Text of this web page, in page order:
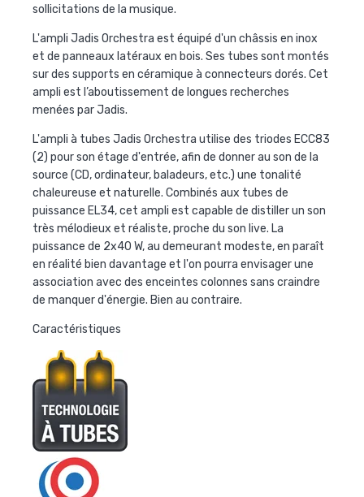
sollicitations de la musique.
L'ampli Jadis Orchestra est équipé d'un châssis en inox
et de panneaux latéraux en bois. Ses tubes sont montés
sur des supports en céramique à connecteurs dorés. Cet
ampli est l’aboutissement de longues recherches
menées par Jadis.
L'ampli à tubes Jadis Orchestra utilise des triodes ECC83
(2) pour son étage d'entrée, afin de donner au son de la
source (CD, ordinateur, baladeurs, etc.) une tonalité
chaleureuse et naturelle. Combinés aux tubes de
puissance EL34, cet ampli est capable de distiller un son
très mélodieux et réaliste, proche du son live. La
puissance de 2x40 W, au demeurant modeste, en paraît
en réalité bien davantage et l'on pourra envisager une
association avec des enceintes colonnes sans craindre
de manquer d'énergie. Bien au contraire.
Caractéristiques